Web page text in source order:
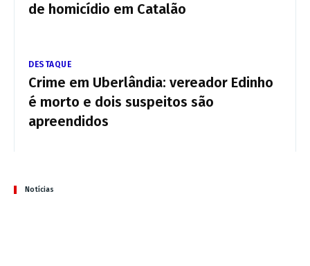
de homicídio em Catalão
DESTAQUE
Crime em Uberlândia: vereador Edinho
é morto e dois suspeitos são
apreendidos
Notícias